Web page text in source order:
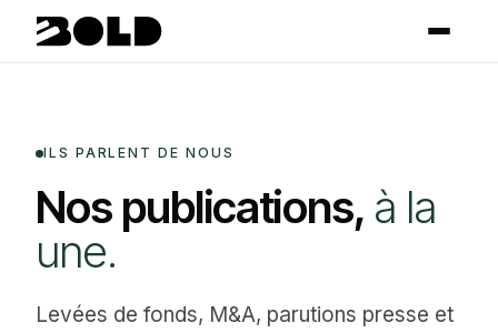
ILS PARLENT DE NOUS
Nos publications, à la
une.
Levées de fonds, M&A, parutions presse et